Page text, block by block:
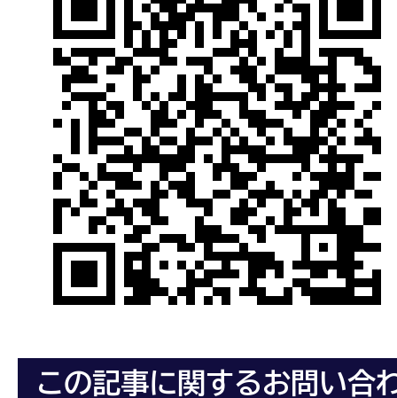
この記事に関するお問い合